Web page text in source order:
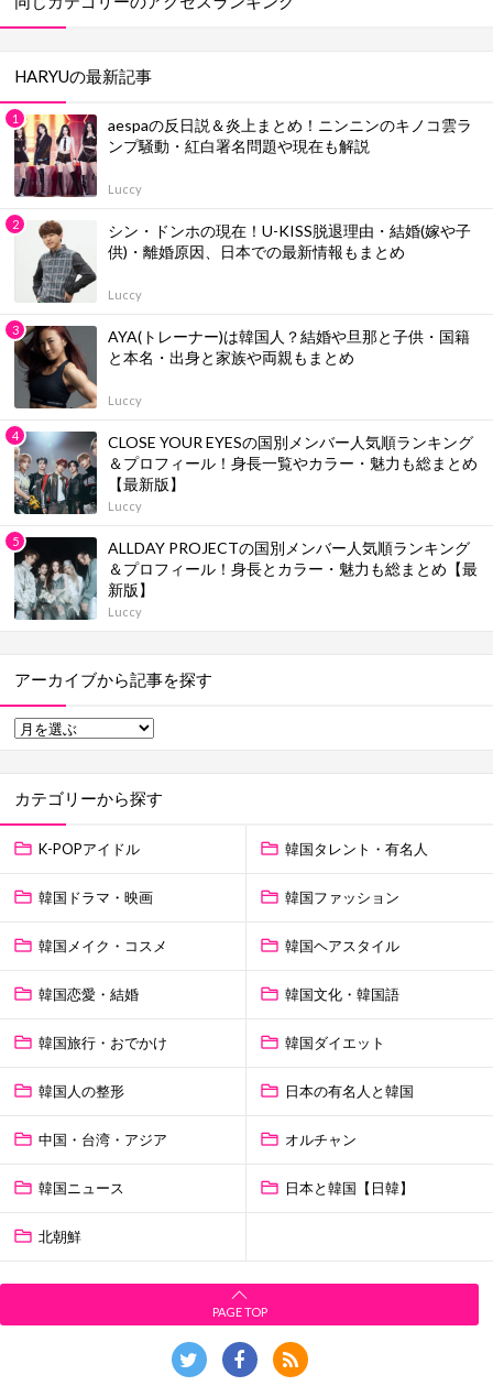
HARYUの最新記事
aespaの反日説＆炎上まとめ！ニンニンのキノコ雲ラ
ンプ騒動・紅白署名問題や現在も解説
Luccy
シン・ドンホの現在！U-KISS脱退理由・結婚(嫁や子
供)・離婚原因、日本での最新情報もまとめ
Luccy
AYA(トレーナー)は韓国人？結婚や旦那と子供・国籍
と本名・出身と家族や両親もまとめ
Luccy
CLOSE YOUR EYESの国別メンバー人気順ランキング
＆プロフィール！身長一覧やカラー・魅力も総まとめ
【最新版】
Luccy
ALLDAY PROJECTの国別メンバー人気順ランキング
＆プロフィール！身長とカラー・魅力も総まとめ【最
新版】
Luccy
アーカイブから記事を探す
カテゴリーから探す
K-POPアイドル 韓国タレント・有名人
韓国ドラマ・映画 韓国ファッション
韓国メイク・コスメ 韓国ヘアスタイル
韓国恋愛・結婚 韓国文化・韓国語
韓国旅行・おでかけ 韓国ダイエット
韓国人の整形 日本の有名人と韓国
中国・台湾・アジア オルチャン
韓国ニュース 日本と韓国【日韓】
北朝鮮
PAGE TOP